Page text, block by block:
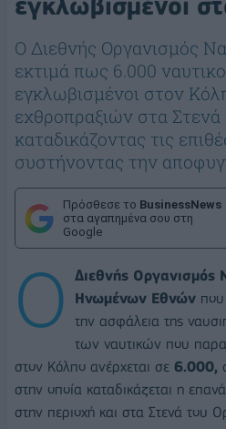
εγκλωβισμένοι
O Διεθνής Οργανισμός
εκτιμά πως 6.000
εγκλωβισμένοι στον
εχθροπραξιών στα
καταδικάζοντας τις
συστήνοντας την
Πρόσθεσε το BusinessNews
στα αγαπημένα σου στη
Google
Ο Διεθνής Οργανισμός
Ηνωμένων Εθνών που
την ασφάλεια της
των ναυτικών που
στον Κόλπο ανέρχεται σε 6.000,
στην οποία καταδικάζεται η
στην περιοχή και στα Στενά του